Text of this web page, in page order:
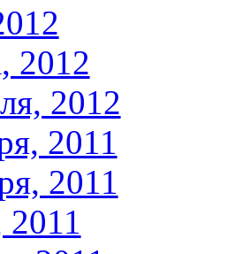
2012
2012
2011
2011